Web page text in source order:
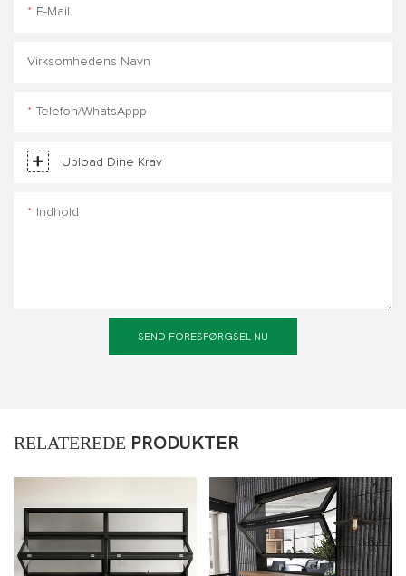
E-Mail.
Virksomhedens Navn
Telefon/WhatsAppp
Upload Dine Krav
Indhold
SEND FORESPØRGSEL NU
RELATEREDE PRODUKTER